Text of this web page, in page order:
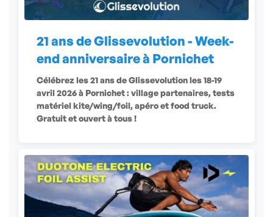
21 ans de Glissevolution - Week-
end anniversaire à Pornichet
Célébrez les 21 ans de Glissevolution les 18-19
avril 2026 à Pornichet : village partenaires, tests
matériel kite/wing/foil, apéro et food truck.
Gratuit et ouvert à tous !